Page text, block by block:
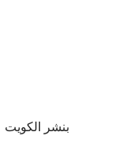
بنشر الكويت